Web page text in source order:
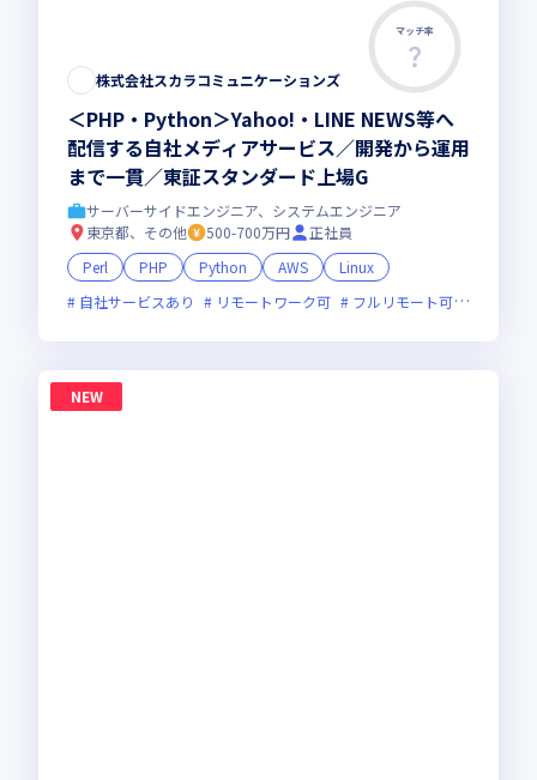
マッチ率
株式会社スカラコミュニケーションズ
＜PHP・Python＞Yahoo!・LINE NEWS等へ
配信する自社メディアサービス／開発から運用
まで一貫／東証スタンダード上場G
サーバーサイドエンジニア、システムエンジニア
東京都、その他
500-700万円
正社員
Perl
PHP Python AWS
Linux
自社サービスあり
リモートワーク可 フルリモート可
NEW